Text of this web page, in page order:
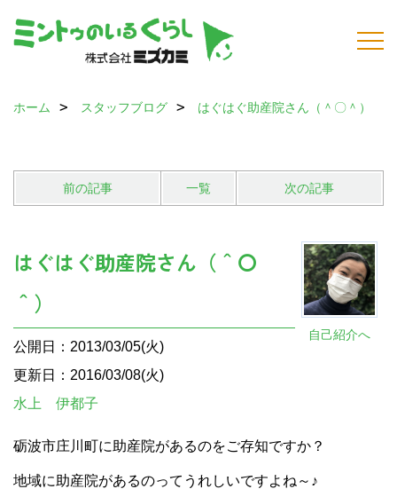
ホーム スタッフブログ はぐはぐ助産院さん（＾〇＾）
前の記事 一覧 次の記事
自己紹介へ
はぐはぐ助産院さん（＾〇
＾）
公開日：2013/03/05(火)
更新日：2016/03/08(火)
水上 伊都子
砺波市庄川町に助産院があるのをご存知ですか？
地域に助産院があるのってうれしいですよね～♪